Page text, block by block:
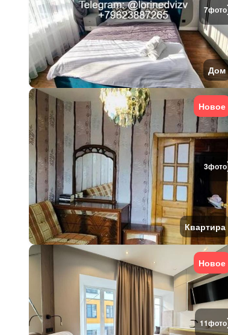
7фото
Дом
3фото
Новое
Квартира
11фото
Новое